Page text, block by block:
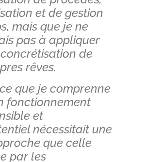
et de gestion
mais que je ne
pas à appliquer
de
rêves.
ce que je comprenne
fonctionnement
et
nécessitait une
que celle
par les